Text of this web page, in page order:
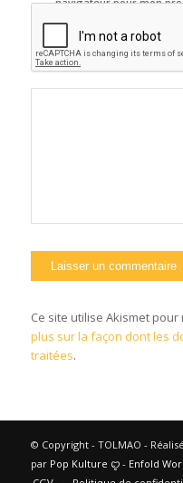
Ce site utilise Akismet
plus sur la façon dont les
traitées.
© Copyright - TOLMAO -
par Pop Kulture ꨄ︎ - Enfold